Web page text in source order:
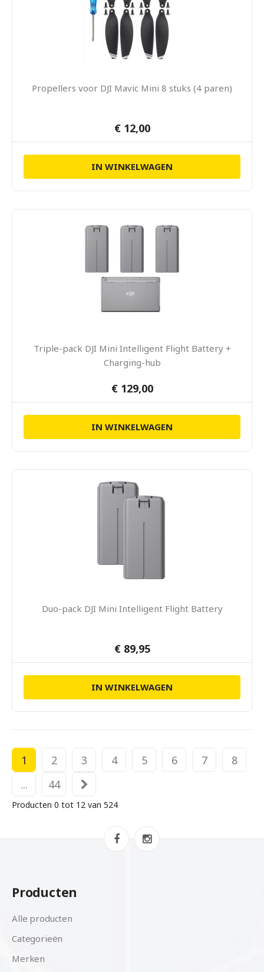
Propellers voor DJI Mavic Mini 8 stuks (4 paren)
€ 12,00
IN WINKELWAGEN
Triple-pack DJI Mini Intelligent Flight Battery +
Charging-hub
€ 129,00
IN WINKELWAGEN
Duo-pack DJI Mini Intelligent Flight Battery
€ 89,95
IN WINKELWAGEN
1 2 3 4 5 6 7
8
...
44
Producten 0 tot 12 van 524
Producten
Alle producten
Categorieën
Merken